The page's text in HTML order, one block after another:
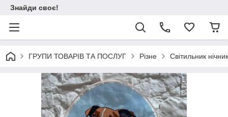
Знайди своє!
ГРУПИ ТОВАРІВ ТА ПОСЛУГ Різне Світильник